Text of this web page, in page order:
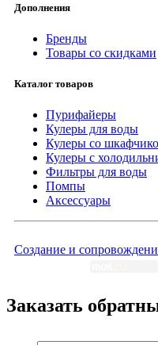
Дополнения
Бренды
Товары со скидками
Каталог товаров
Пурифайеры
Кулеры для воды
Кулеры со
Кулеры с
Фильтры для воды
Помпы
Аксессуары
Создание и
Заказать